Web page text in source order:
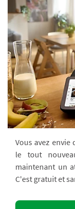
Vous avez
le tout
maintenant un
C'est gratuit et